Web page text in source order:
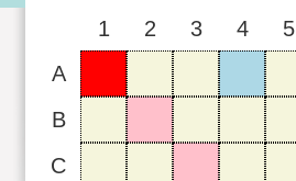
1 2 3 4 5
A
B
C